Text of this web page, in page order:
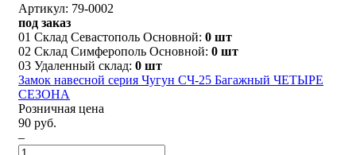
Артикул: 79-0002
под заказ
01 Склад Севастополь Основной: 0 шт
02 Склад Симферополь Основной: 0 шт
03 Удаленный склад: 0 шт
Замок навесной серия Чугун СЧ-25 Багажный ЧЕТЫРЕ
СЕЗОНА
Розничная цена
90 руб.
–